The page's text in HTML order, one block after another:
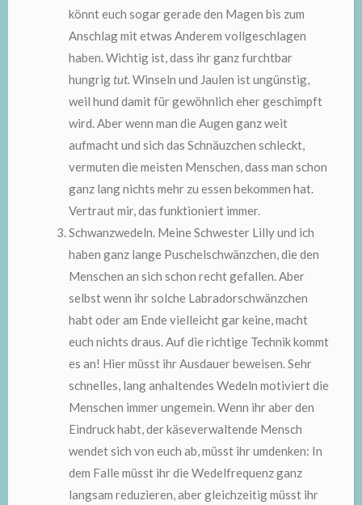
könnt euch sogar gerade den Magen bis zum
Anschlag mit etwas Anderem vollgeschlagen
haben. Wichtig ist, dass ihr ganz furchtbar
hungrigtut. Winseln und Jaulen ist ungünstig,
weil hund damit für gewöhnlich eher geschimpft
wird. Aber wenn man die Augen ganz weit
aufmacht und sich das Schnäuzchen schleckt,
vermuten die meisten Menschen, dass man schon
ganz lang nichts mehr zu essen bekommen hat.
Vertraut mir, das funktioniert immer.
Schwanzwedeln. Meine Schwester Lilly und ich
haben ganz lange Puschelschwänzchen, die den
Menschen an sich schon recht gefallen. Aber
selbst wenn ihr solche Labradorschwänzchen
habt oder am Ende vielleicht gar keine, macht
euch nichts draus. Auf die richtige Technik kommt
es an! Hier müsst ihr Ausdauer beweisen. Sehr
schnelles, lang anhaltendes Wedeln motiviert die
Menschen immer ungemein. Wenn ihr aber den
Eindruck habt, der käseverwaltende Mensch
wendet sich von euch ab, müsst ihr umdenken: In
dem Falle müsst ihr die Wedelfrequenz ganz
langsam reduzieren, aber gleichzeitig müsst ihr